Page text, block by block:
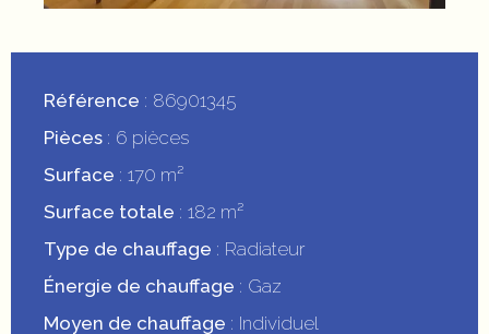
Référence
86901345
Pièces
6 pièces
Surface
170 m²
Surface totale
182 m²
Type de chauffage
Radiateur
Énergie de chauffage
Gaz
Moyen de chauffage
Individuel